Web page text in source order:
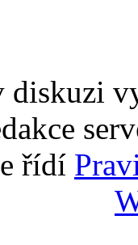
diskuzi
řídí